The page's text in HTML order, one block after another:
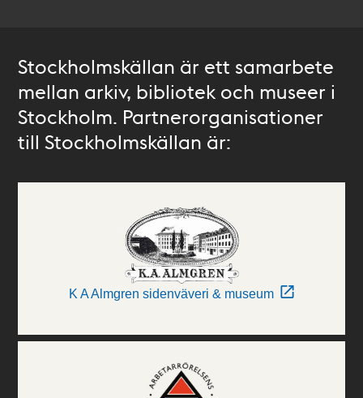
Stockholmskällan är ett samarbete
mellan arkiv, bibliotek och museer i
Stockholm. Partnerorganisationer
till Stockholmskällan är:
K A Almgren sidenväveri & museum